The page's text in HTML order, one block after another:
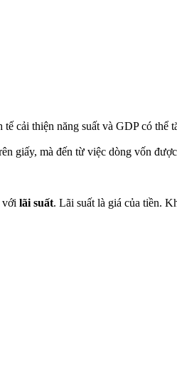
cải thiện năng suất và GDP có thể
giấy, mà đến từ việc dòng vốn
với lãi suất. Lãi suất là giá của tiền.